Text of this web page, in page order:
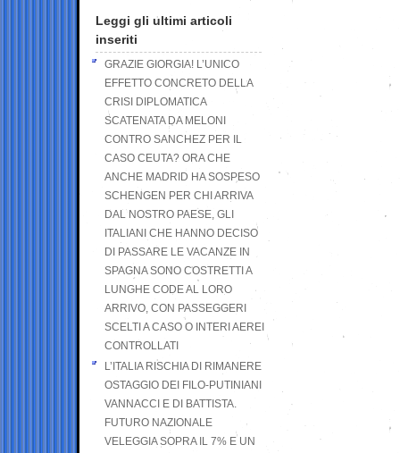
Leggi gli ultimi articoli
inseriti
GRAZIE GIORGIA! L’UNICO
EFFETTO CONCRETO DELLA
CRISI DIPLOMATICA
SCATENATA DA MELONI
CONTRO SANCHEZ PER IL
CASO CEUTA? ORA CHE
ANCHE MADRID HA SOSPESO
SCHENGEN PER CHI ARRIVA
DAL NOSTRO PAESE, GLI
ITALIANI CHE HANNO DECISO
DI PASSARE LE VACANZE IN
SPAGNA SONO COSTRETTI A
LUNGHE CODE AL LORO
ARRIVO, CON PASSEGGERI
SCELTI A CASO O INTERI AEREI
CONTROLLATI
L’ITALIA RISCHIA DI RIMANERE
OSTAGGIO DEI FILO-PUTINIANI
VANNACCI E DI BATTISTA.
FUTURO NAZIONALE
VELEGGIA SOPRA IL 7% E UN